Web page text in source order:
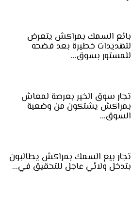
بائع السمك بمراكش يتعرض
لتهديدات خطيرة بعد فضحه
للمستور بسوق…
تجار سوق الخير بعرصة لمعاش
بمراكش يشتكون من وضعية
السوق…
تجار بيع السمك بمراكش يطالبون
بتدخل ولائي عاجل للتحقيق في…